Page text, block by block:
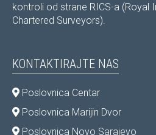
kontroli od strane RICS-a (Royal
Chartered Surveyors).
KONTAKTIRAJTE NAS
Poslovnica Centar
Poslovnica Marijin Dvor
Poslovnica Novo Sarajevo